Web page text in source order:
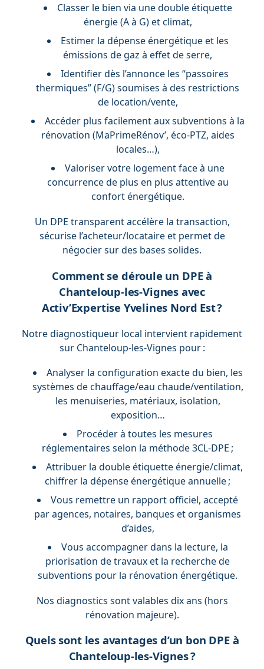
Classer le bien via une double étiquette
énergie (A à G) et climat,
Estimer la dépense énergétique et les
émissions de gaz à effet de serre,
Identifier dès l’annonce les “passoires
thermiques” (F/G) soumises à des restrictions
de location/vente,
Accéder plus facilement aux subventions à la
rénovation (MaPrimeRénov’, éco-PTZ, aides
locales…),
Valoriser votre logement face à une
concurrence de plus en plus attentive au
confort énergétique.
Un DPE transparent accélère la transaction,
sécurise l’acheteur/locataire et permet de
négocier sur des bases solides.
Comment se déroule un DPE à
Chanteloup-les-Vignes avec
Activ’Expertise Yvelines Nord Est ?
Notre diagnostiqueur local intervient rapidement
sur Chanteloup-les-Vignes pour :
Analyser la configuration exacte du bien, les
systèmes de chauffage/eau chaude/ventilation,
les menuiseries, matériaux, isolation,
exposition…
Procéder à toutes les mesures
réglementaires selon la méthode 3CL-DPE ;
Attribuer la double étiquette énergie/climat,
chiffrer la dépense énergétique annuelle ;
Vous remettre un rapport officiel, accepté
par agences, notaires, banques et organismes
d’aides,
Vous accompagner dans la lecture, la
priorisation de travaux et la recherche de
subventions pour la rénovation énergétique.
Nos diagnostics sont valables dix ans (hors
rénovation majeure).
Quels sont les avantages d’un bon DPE à
Chanteloup-les-Vignes ?